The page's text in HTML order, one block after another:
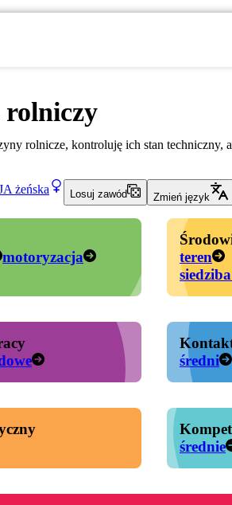
rolnicze, kontroluję ich stan techniczny,
żeńska Losuj zawód Zmień język
motoryzacja
teren
średni
średnie